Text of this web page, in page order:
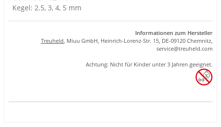
Kegel: 2.5, 3, 4, 5 mm
Informationen zum Hersteller
Treuheld, Miuu GmbH, Heinrich-Lorenz-Str. 15, DE-09120 Chemnitz,
service@treuheld.com
Achtung: Nicht für Kinder unter 3 Jahren geeignet.